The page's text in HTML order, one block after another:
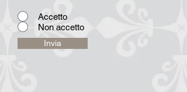
Invia
Accetto
Non accetto